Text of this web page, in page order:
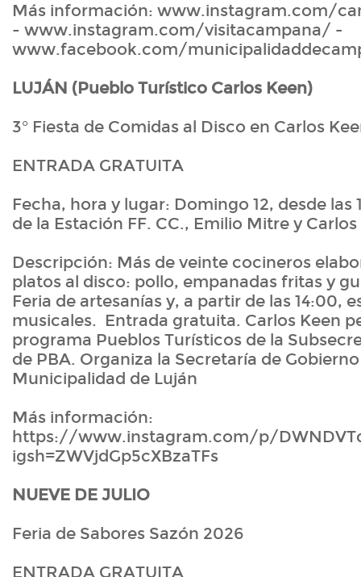
Más información: www.instagram.com/
- www.instagram.com/visitacampana/ -
www.facebook.com/
LUJÁN (Pueblo Turístico Carlos Keen)
3° Fiesta de Comidas al Disco en Carlos
ENTRADA GRATUITA
Fecha, hora y lugar: Domingo 12, desde las
de la Estación FF. CC., Emilio Mitre y
Descripción: Más de veinte cocineros
platos al disco: pollo, empanadas fritas y
Feria de artesanías y, a partir de las 14:00,
musicales. Entrada gratuita. Carlos Keen
programa Pueblos Turísticos de la
de PBA. Organiza la Secretaría de
Municipalidad de Luján
Más información:
https://www.instagram.com/p/
igsh=ZWVjdGp5cXBzaTFs
NUEVE DE JULIO
Feria de Sabores Sazón 2026
ENTRADA GRATUITA